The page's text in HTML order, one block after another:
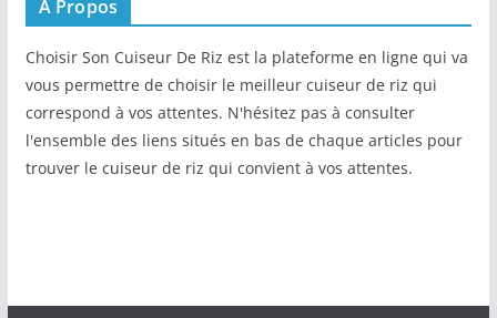
A Propos
Choisir Son Cuiseur De Riz est la plateforme en ligne qui va
vous permettre de choisir le meilleur cuiseur de riz qui
correspond à vos attentes. N'hésitez pas à consulter
l'ensemble des liens situés en bas de chaque articles pour
trouver le cuiseur de riz qui convient à vos attentes.